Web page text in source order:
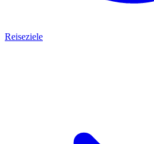
Reiseziele